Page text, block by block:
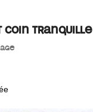
coin tranquille